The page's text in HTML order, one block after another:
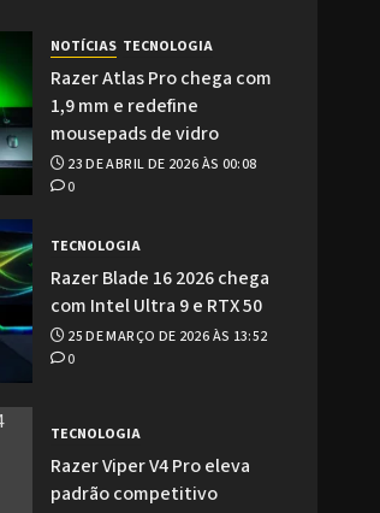
NOTÍCIAS TECNOLOGIA
Razer Atlas Pro chega com
1,9 mm e redefine
mousepads de vidro
23 DE ABRIL DE 2026 ÀS 00:08
0
TECNOLOGIA
Razer Blade 16 2026 chega
com Intel Ultra 9 e RTX 50
25 DE MARÇO DE 2026 ÀS 13:52
0
TECNOLOGIA
Razer Viper V4 Pro eleva
padrão competitivo